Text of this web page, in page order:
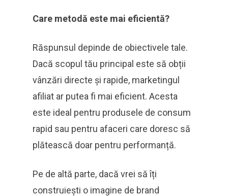
Care metodă este mai eficientă?
Răspunsul depinde de obiectivele tale.
Dacă scopul tău principal este să obții
vânzări directe și rapide, marketingul
afiliat ar putea fi mai eficient. Acesta
este ideal pentru produsele de consum
rapid sau pentru afaceri care doresc să
plătească doar pentru performanță.
Pe de altă parte, dacă vrei să îți
construiești o imagine de brand